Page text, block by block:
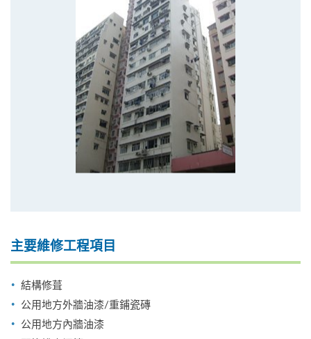
主要維修工程項目
結構修葺
公用地方外牆油漆/重鋪瓷磚
公用地方內牆油漆